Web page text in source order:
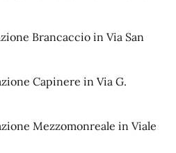
Brancaccio in Via San
Capinere in Via G.
Mezzomonreale in Viale